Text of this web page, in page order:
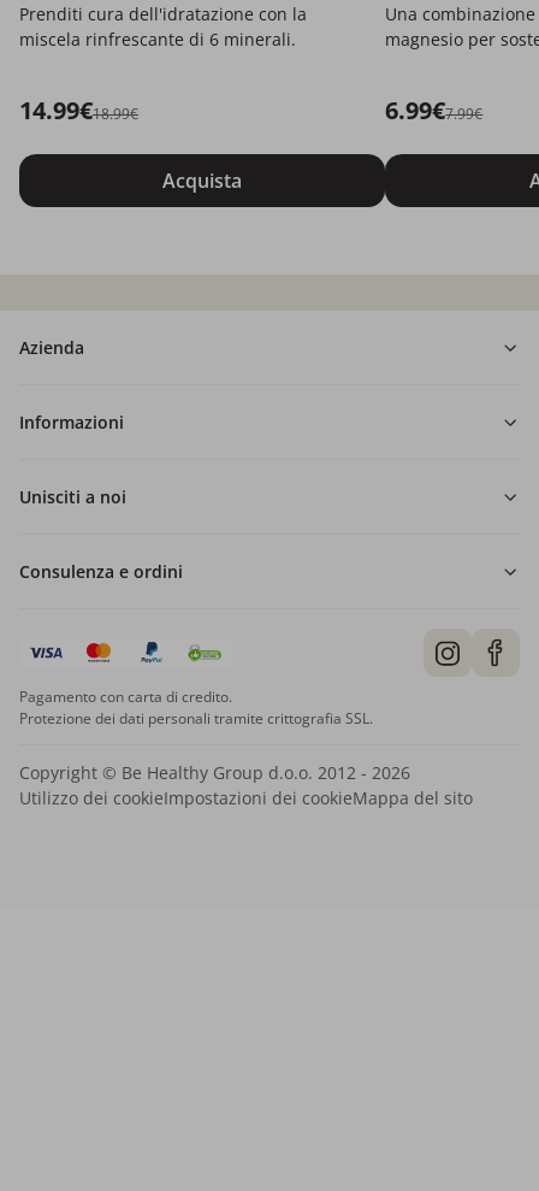
Prenditi cura dell'idratazione con la
miscela rinfrescante di 6 minerali.
14.99€18.99€
Acquista
Una
magnesio per
6.99€7.99€
Azienda
Informazioni
Unisciti a noi
Consulenza e ordini
Pagamento con carta di credito.
Protezione dei dati personali tramite crittografia SSL.
Copyright © Be Healthy Group d.o.o. 2012 - 2026
Utilizzo dei cookieImpostazioni dei cookieMappa del sito